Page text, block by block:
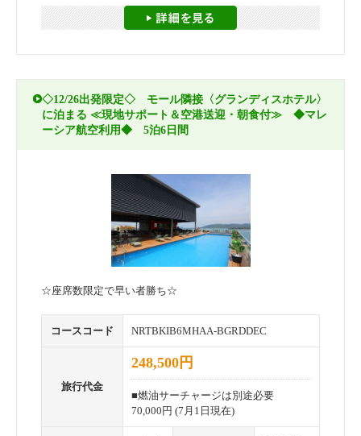
◇12/26出発限定◇ モール隣接〈グランディスホテル〉
に泊まる ≪現地サポート＆空港送迎・朝食付≫ ◆マレ
ーシア航空利用◆ 5泊6日間
☆座席数限定で早い者勝ち☆
コースコード NRTBKIB6MHAA-BGRDDEC
旅行代金
248,500円
■燃油サーチャージは別途必要
70,000円 (7月1日現在)